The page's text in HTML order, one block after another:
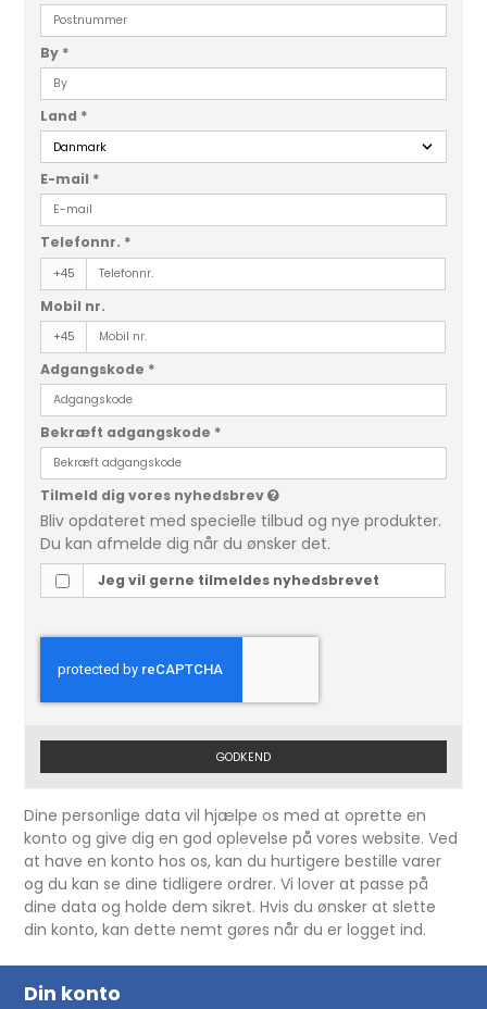
By *
Land *
E-mail *
Telefonnr. *
+45
Mobil nr.
+45
Adgangskode *
Bekræft adgangskode *
Tilmeld dig vores nyhedsbrev
Bliv opdateret med specielle tilbud og nye produkter.
Du kan afmelde dig når du ønsker det.
Jeg vil gerne tilmeldes nyhedsbrevet
GODKEND
Dine personlige data vil hjælpe os med at oprette en
konto og give dig en god oplevelse på vores website. Ved
at have en konto hos os, kan du hurtigere bestille varer
og du kan se dine tidligere ordrer. Vi lover at passe på
dine data og holde dem sikret. Hvis du ønsker at slette
din konto, kan dette nemt gøres når du er logget ind.
Din konto